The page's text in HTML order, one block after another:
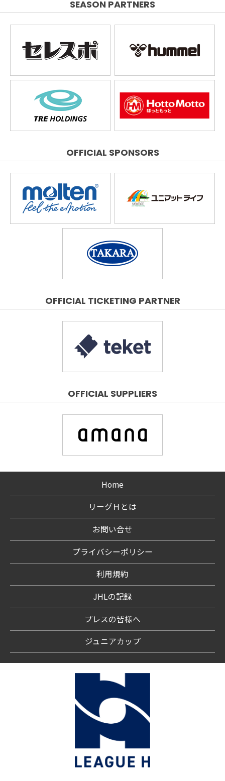
SEASON PARTNERS
OFFICIAL SPONSORS
OFFICIAL TICKETING PARTNER
OFFICIAL SUPPLIERS
Home
リーグＨとは
お問い合せ
プライバシーポリシー
利用規約
JHLの記録
プレスの皆様へ
ジュニアカップ